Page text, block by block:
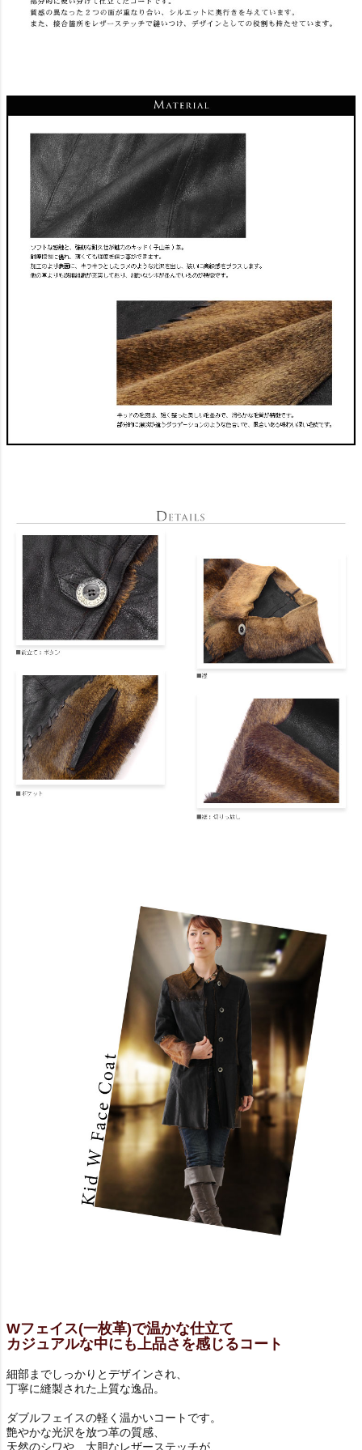
Wフェイス(一枚革)で温かな仕立て
カジュアルな中にも上品さを感じるコート
細部までしっかりとデザインされ、
丁寧に縫製された上質な逸品。
ダブルフェイスの軽く温かいコートです。
艶やかな光沢を放つ革の質感、
天然のシワや、大胆なレザーステッチが、